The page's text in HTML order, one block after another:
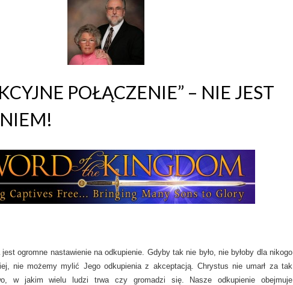
POŁĄCZENIE” – NIE JEST
jest ogromne nastawienie na odkupienie. Gdyby tak nie było, nie byłoby dla nikogo
nie możemy mylić Jego odkupienia z akceptacją. Chrystus nie umarł za tak
w jakim wielu ludzi trwa czy gromadzi się. Nasze odkupienie obejmuje